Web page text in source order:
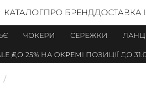
КАТАЛОГПРО БРЕНДДОСТАВКА
ЧОКЕРИ СЕРЕЖКИ
НА ОКРЕМІ ПОЗИЦІЇ ДО 31.08